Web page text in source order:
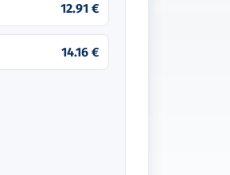
12.91 €
14.16 €